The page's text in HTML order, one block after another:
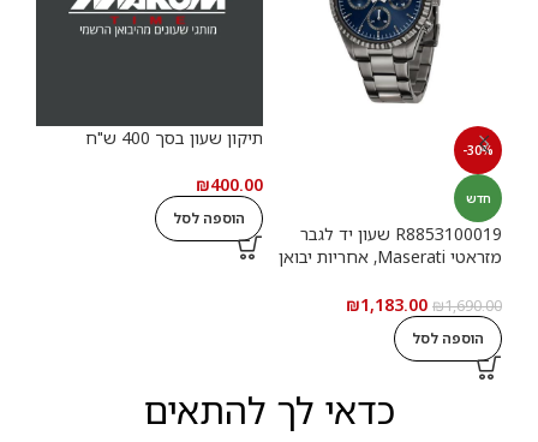
-30%
חדש
R8853100019 שעון יד לגבר
מזראטי Maserati, אחריות יבואן
₪1,690.00
₪1,183.00
הוספה לסל
תיקון שעון בסך 400 ש"ח
₪400.00
הוספה לסל
כדאי לך להתאים